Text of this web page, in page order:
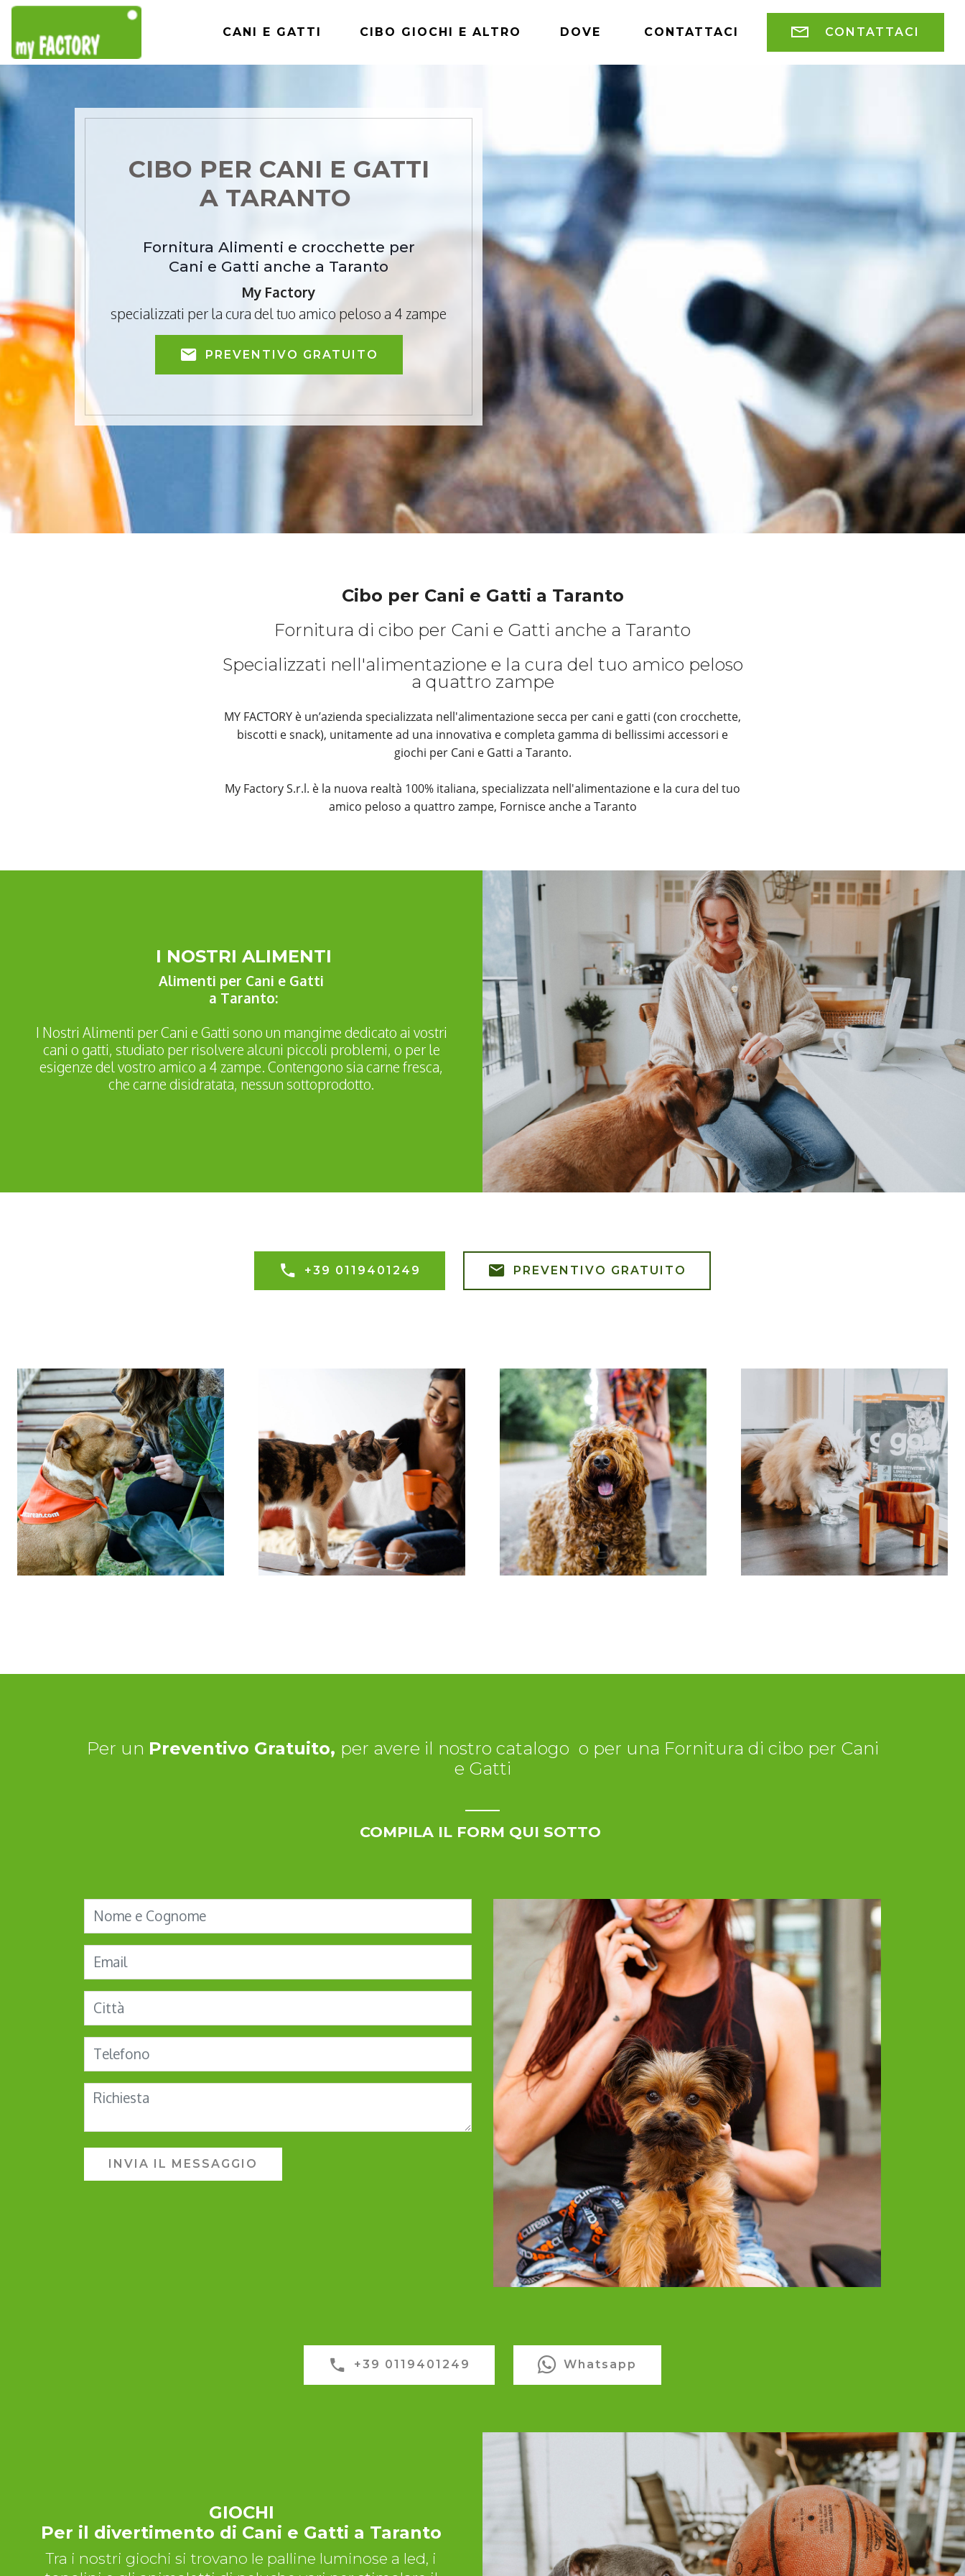
CANI E GATTI CIBO GIOCHI E ALTRO DOVE CONTATTACI CONTATTACI
CIBO PER CANI E GATTI
A TARANTO
Fornitura Alimenti e crocchette per
Cani e Gatti anche a Taranto
My Factory
specializzati per la cura del tuo amico peloso a 4 zampe
PREVENTIVO GRATUITO
Cibo per Cani e Gatti a Taranto
Fornitura di cibo per Cani e Gatti anche a Taranto
Specializzati nell'alimentazione e la cura del tuo amico peloso
a quattro zampe
MY FACTORY è un’azienda specializzata nell'alimentazione secca per cani e gatti (con crocchette,
biscotti e snack), unitamente ad una innovativa e completa gamma di bellissimi accessori e
giochi per Cani e Gatti a Taranto.
My Factory S.r.l. è la nuova realtà 100% italiana, specializzata nell'alimentazione e la cura del tuo
amico peloso a quattro zampe, Fornisce anche a Taranto
I NOSTRI ALIMENTI
Alimenti per Cani e Gatti
a Taranto:
I Nostri Alimenti per Cani e Gatti sono un mangime dedicato ai vostri
cani o gatti, studiato per risolvere alcuni piccoli problemi, o per le
esigenze del vostro amico a 4 zampe. Contengono sia carne fresca,
che carne disidratata, nessun sottoprodotto.
+39 0119401249 PREVENTIVO GRATUITO
Per un Preventivo Gratuito, per avere il nostro catalogo o per una Fornitura di cibo per Cani
e Gatti
COMPILA IL FORM QUI SOTTO
INVIA IL MESSAGGIO
+39 0119401249 Whatsapp
GIOCHI
Per il divertimento di Cani e Gatti a Taranto
Tra i nostri giochi si trovano le palline luminose a led, i